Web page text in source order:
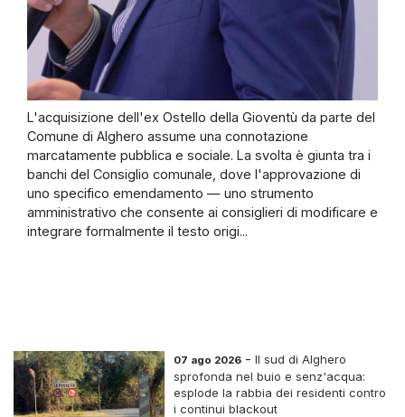
L'acquisizione dell'ex Ostello della Gioventù da parte del
Comune di Alghero assume una connotazione
marcatamente pubblica e sociale. La svolta è giunta tra i
banchi del Consiglio comunale, dove l'approvazione di
uno specifico emendamento — uno strumento
amministrativo che consente ai consiglieri di modificare e
integrare formalmente il testo origi...
07 ago 2026 -Il sud di Alghero
sprofonda nel buio e senz'acqua:
esplode la rabbia dei residenti contro
i continui blackout